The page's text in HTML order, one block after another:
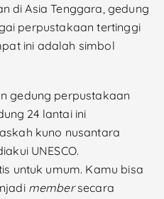
di Asia Tenggara, gedung
perpustakaan tertinggi
ini adalah simbol
gedung perpustakaan
24 lantai ini
kuno nusantara
UNESCO.
untuk umum. Kamu bisa
membersecara